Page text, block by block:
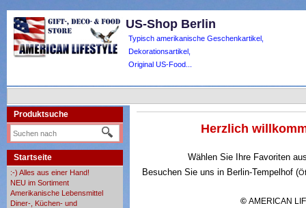
US-Shop Berlin
Typisch amerikanische Geschenkartikel,
Dekorationsartikel,
Original US-Food...
Produktsuche
Startseite
:-) Alles aus einer Hand!
NEU im Sortiment
Amerikanische Lebensmittel
Diner-, Küchen- und
Herzlich
Wählen Sie Ihre Favoriten
Besuchen Sie uns in Berlin-Tempelhof (
© AMERICAN